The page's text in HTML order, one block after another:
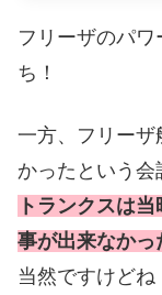
フリーザのパ
ち！
一方、フリーザ
かったという会
トランクスは
事が出来なかっ
当然ですけどね